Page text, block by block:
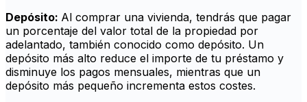
Depósito: Al comprar una vivienda, tendrás que pagar
un porcentaje del valor total de la propiedad por
adelantado, también conocido como depósito. Un
depósito más alto reduce el importe de tu préstamo y
disminuye los pagos mensuales, mientras que un
depósito más pequeño incrementa estos costes.